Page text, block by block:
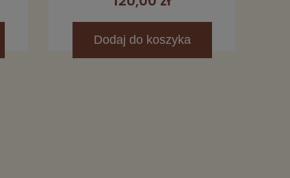
Dodaj do koszyka